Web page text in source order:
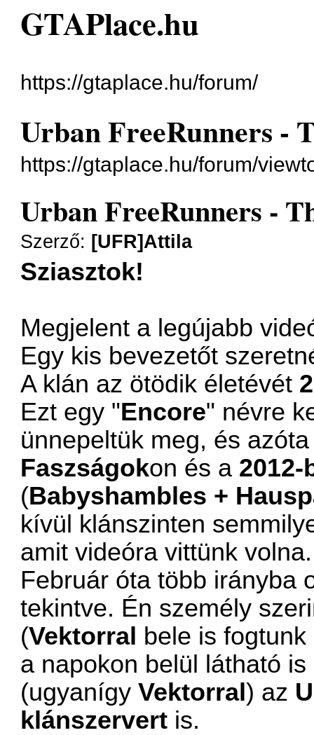
GTAPlace.hu
https://gtaplace.hu/forum/
Urban FreeRunners -
https://gtaplace.hu/forum/
Urban FreeRunners -
Szerző: [UFR]Attila
Sziasztok!
Megjelent a legújabb
Egy kis bevezetőt
A klán az ötödik életévét
Ezt egy "Encore" névre
ünnepeltük meg, és
Faszságokon és a 2012-
(Babyshambles +
kívül klánszinten
amit videóra vittünk volna.
Február óta több irányba
tekintve. Én személy
(Vektorral bele is
a napokon belül látható
(ugyanígyVektorral) az
klánszervert is.